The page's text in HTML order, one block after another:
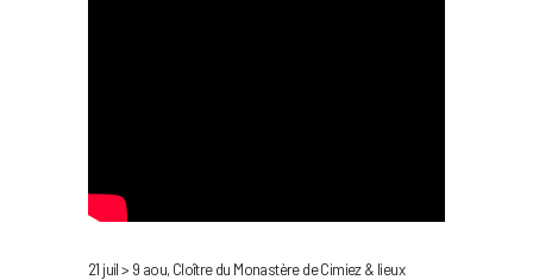
21 juil > 9 aou, Cloître du Monastère de Cimiez & lieux